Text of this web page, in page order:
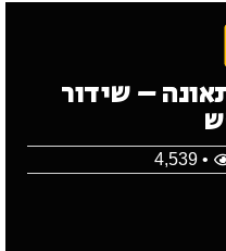
– שידור
• 4,539